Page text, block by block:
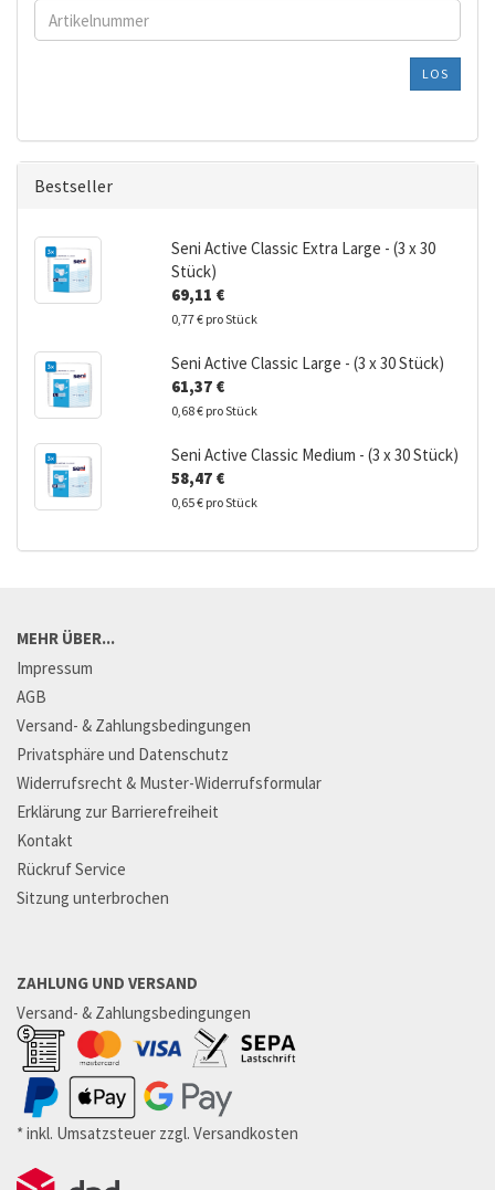
SIE
KATALOG
EIN.
LOS
Bestseller
Seni Active Classic Extra Large - (3 x 30
Stück)
69,11 €
0,77 € pro Stück
Seni Active Classic Large - (3 x 30 Stück)
61,37 €
0,68 € pro Stück
Seni Active Classic Medium - (3 x 30 Stück)
58,47 €
0,65 € pro Stück
MEHR ÜBER...
Impressum
AGB
Versand- & Zahlungsbedingungen
Privatsphäre und Datenschutz
Widerrufsrecht & Muster-Widerrufsformular
Erklärung zur Barrierefreiheit
Kontakt
Rückruf Service
Sitzung unterbrochen
ZAHLUNG UND VERSAND
Versand- & Zahlungsbedingungen
* inkl. Umsatzsteuer zzgl. Versandkosten